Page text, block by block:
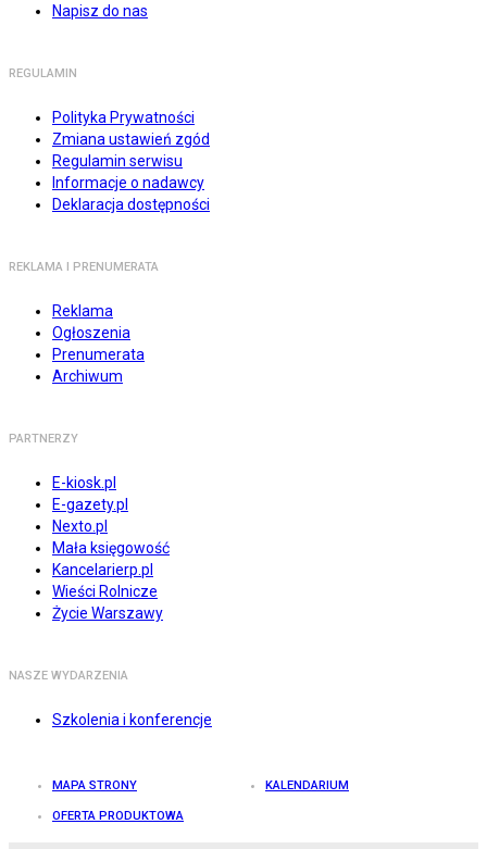
Napisz do nas
REGULAMIN
Polityka Prywatności
Zmiana ustawień zgód
Regulamin serwisu
Informacje o nadawcy
Deklaracja dostępności
REKLAMA I PRENUMERATA
Reklama
Ogłoszenia
Prenumerata
Archiwum
PARTNERZY
E-kiosk.pl
E-gazety.pl
Nexto.pl
Mała księgowość
Kancelarierp.pl
Wieści Rolnicze
Życie Warszawy
NASZE WYDARZENIA
Szkolenia i konferencje
MAPA STRONY KALENDARIUM
OFERTA PRODUKTOWA